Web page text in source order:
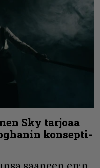
Sky tarjoaa
konsepti-